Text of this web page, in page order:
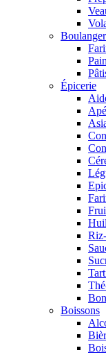
Épicerie
Boissons